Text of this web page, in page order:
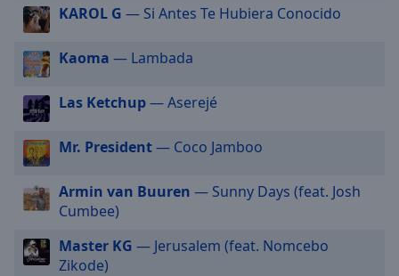
and
close
window.
Text
Color
Opacity
Text
Background
KAROL G — Si Antes Te Hubiera Conocido
Kaoma — Lambada
Las Ketchup— Aserejé
Mr. President— Coco Jamboo
Armin van Buuren — Sunny Days (feat. Josh
Cumbee)
Master KG — Jerusalem (feat. Nomcebo
Zikode)